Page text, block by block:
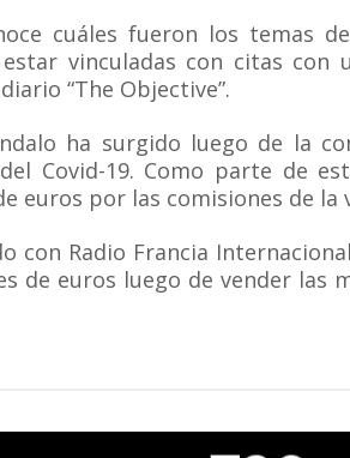
cuáles fueron los temas
vinculadas con citas
“The Objective”.
ha surgido luego de la
Covid-19. Como parte de
euros por las comisiones de la
con Radio Francia
de euros luego de vender las